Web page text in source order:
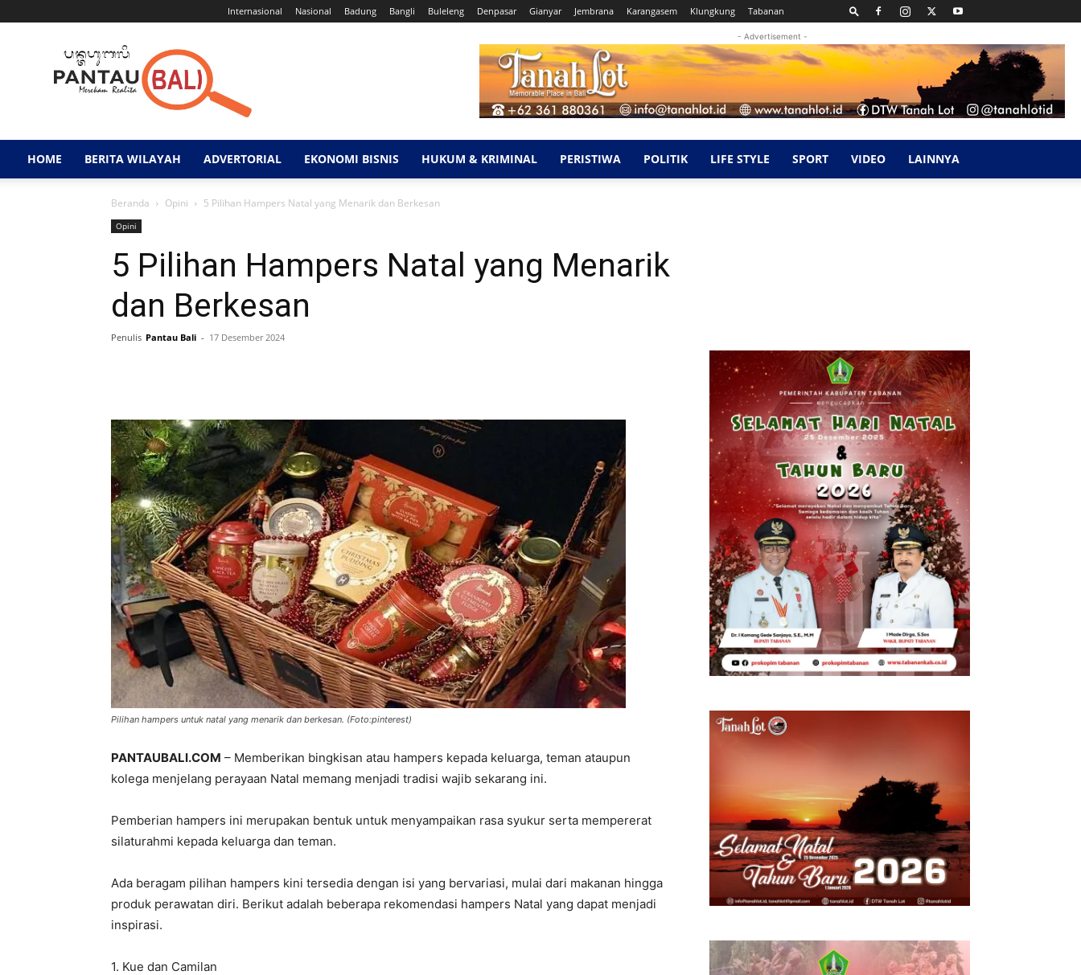
Internasional Nasional Badung Bangli Buleleng Denpasar Gianyar Jembrana Karangasem Klungkung Tabanan
Pantau
Bali
- Advertisement -
HOME BERITA WILAYAH ADVERTORIAL EKONOMI BISNIS HUKUM & KRIMINAL PERISTIWA POLITIK LIFE STYLE SPORT VIDEO LAINNYA
Beranda Opini 5 Pilihan Hampers Natal yang Menarik dan Berkesan
Opini
5 Pilihan Hampers Natal yang Menarik
dan Berkesan
Penulis Pantau Bali - 17 Desember 2024
Pilihan hampers untuk natal yang menarik dan berkesan. (Foto:pinterest)
PANTAUBALI.COM – Memberikan bingkisan atau hampers kepada keluarga, teman ataupun
kolega menjelang perayaan Natal memang menjadi tradisi wajib sekarang ini.
Pemberian hampers ini merupakan bentuk untuk menyampaikan rasa syukur serta mempererat
silaturahmi kepada keluarga dan teman.
Ada beragam pilihan hampers kini tersedia dengan isi yang bervariasi, mulai dari makanan hingga
produk perawatan diri. Berikut adalah beberapa rekomendasi hampers Natal yang dapat menjadi
inspirasi.
1. Kue dan Camilan